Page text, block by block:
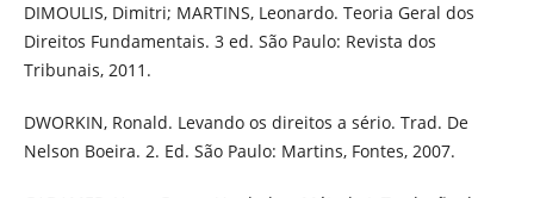
DIMOULIS, Dimitri; MARTINS, Leonardo. Teoria Geral dos
Direitos Fundamentais. 3 ed. São Paulo: Revista dos
Tribunais, 2011.
DWORKIN, Ronald. Levando os direitos a sério. Trad. De
Nelson Boeira. 2. Ed. São Paulo: Martins, Fontes, 2007.